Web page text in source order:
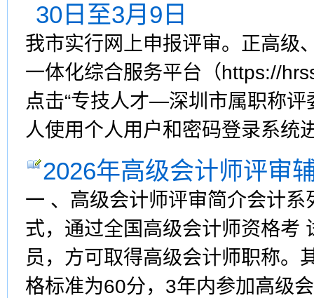
30日至3月9日
我市实行网上申报评审。正高级
一体化综合服务平台（https://
点击“专技人才—深圳市属职称
人使用个人用户和密码登录系统
2026年高级会计师评审
一 、高级会计师评审简介会计
式，通过全国高级会计师资格考
员，方可取得高级会计师职称。
格标准为60分，3年内参加高级